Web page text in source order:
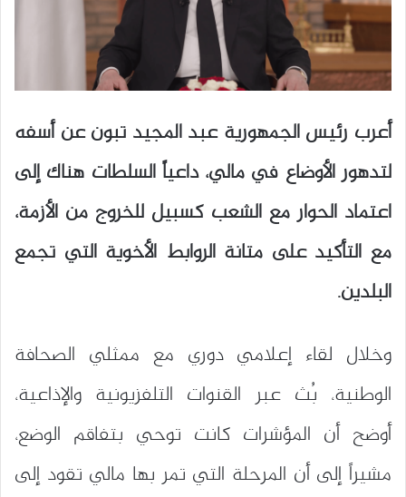
أعرب رئيس الجمهورية عبد المجيد تبون عن أسفه
لتدهور الأوضاع في مالي، داعياً السلطات هناك إلى
اعتماد الحوار مع الشعب كسبيل للخروج من الأزمة،
مع التأكيد على متانة الروابط الأخوية التي تجمع
البلدين.
وخلال لقاء إعلامي دوري مع ممثلي الصحافة
الوطنية، بُث عبر القنوات التلفزيونية والإذاعية،
أوضح أن المؤشرات كانت توحي بتفاقم الوضع،
مشيراً إلى أن المرحلة التي تمر بها مالي تقود إلى